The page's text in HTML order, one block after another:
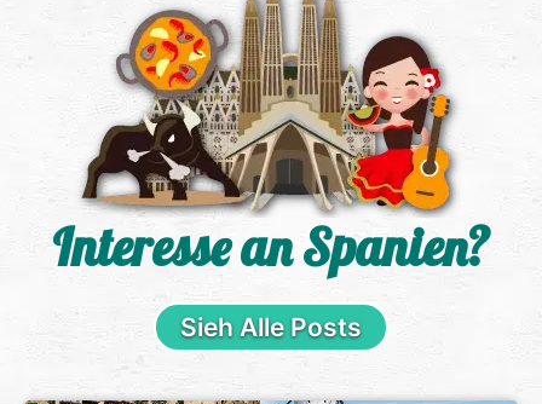
Interesse an Spanien?
Sieh Alle Posts